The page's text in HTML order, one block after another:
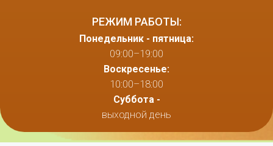
РЕЖИМ РАБОТЫ:
Понедельник - пятница:
09:00–19:00
Воскресенье:
10:00–18:00
Суббота -
выходной день